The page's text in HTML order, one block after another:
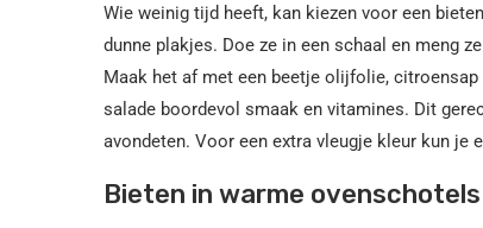
Wie weinig tijd heeft, kan kiezen voor een
dunne plakjes. Doe ze in een schaal en meng
Maak het af met een beetje olijfolie,
salade boordevol smaak en vitamines. Dit
avondeten. Voor een extra vleugje kleur kun je
Bieten in warme ovenschotels